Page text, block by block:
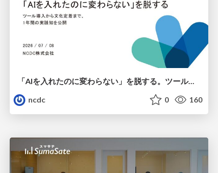
「AIを入れたのに変わらない」を脱する。ツール導入から文化定着まで、1年間の実践知を公開
ncdc
0 160